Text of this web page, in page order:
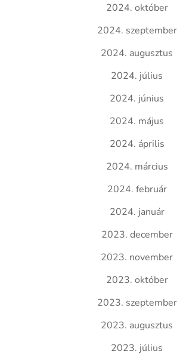
2024. október
2024. szeptember
2024. augusztus
2024. július
2024. június
2024. május
2024. április
2024. március
2024. február
2024. január
2023. december
2023. november
2023. október
2023. szeptember
2023. augusztus
2023. július